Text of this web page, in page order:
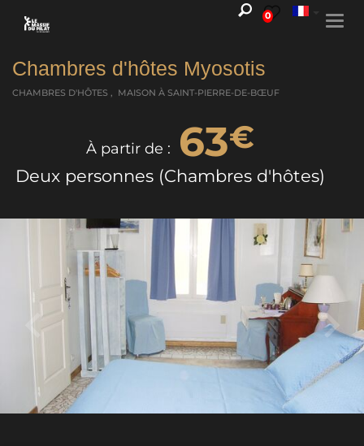
0
Chambres d'hôtes Myosotis
CHAMBRES D'HÔTES , MAISON À SAINT-PIERRE-DE-BŒUF
À partir de : 63€
Deux personnes (Chambres d'hôtes)